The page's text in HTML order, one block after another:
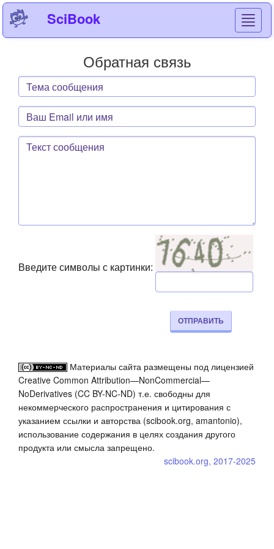
SciBook
Обратная связь
сообщения
Email
или
Введите символы с картинки:
ОТПРАВИТЬ
Материалы сайта размещены под лицензией
Creative Common Attribution—NonCommercial—
NoDerivatives (CC BY-NC-ND) т.е. свободны для
некоммерческого распространения и цитирования с
указанием ссылки и авторства (scibook.org, amantonio),
использование содержания в целях создания другого
продукта или смысла запрещено.
scibook.org, 2017-2025